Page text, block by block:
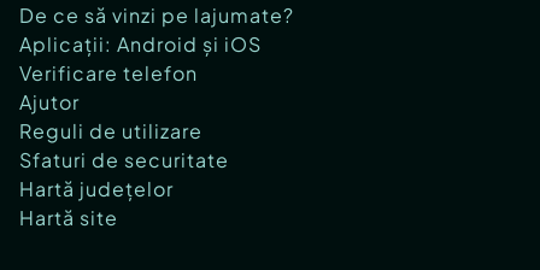
De ce să vinzi pe lajumate?
Aplicații: Android și iOS
Verificare telefon
Ajutor
Reguli de utilizare
Sfaturi de securitate
Hartă județelor
Hartă site